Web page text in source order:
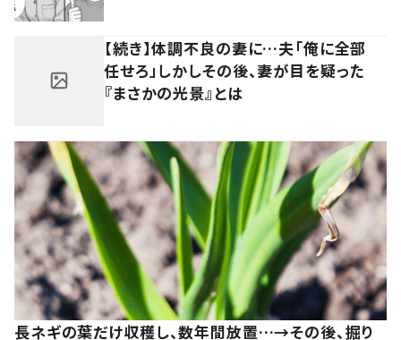
【続き】体調不良の妻に…夫「俺に全部
任せろ」しかしその後、妻が目を疑った
『まさかの光景』とは
長ネギの葉だけ収穫し、数年間放置…→その後、掘り